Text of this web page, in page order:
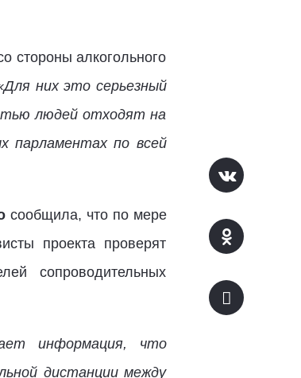
стороны алкогольного
них это серьезный
людей отходят на
парламентах по всей
сообщила, что по мере
проекта проверят
сопроводительных
информация, что
дистанции между